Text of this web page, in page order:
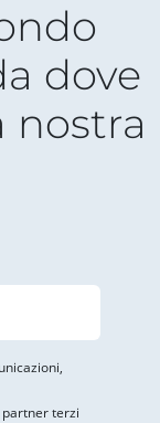
dove
nostra
terzi